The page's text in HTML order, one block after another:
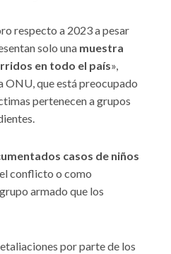
respecto a 2023 a pesar
solo una muestra
en todo el país»,
ONU, que está preocupado
pertenecen a grupos
casos de niños
conflicto o como
armado que los
por parte de los